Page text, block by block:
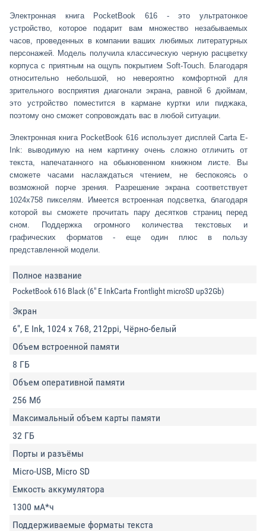
Электронная книга PocketBook 616 - это ультратонкое
устройство, которое подарит вам множество незабываемых
часов, проведенных в компании ваших любимых литературных
персонажей. Модель получила классическую черную расцветку
корпуса с приятным на ощупь покрытием Soft-Touch. Благодаря
относительно небольшой, но невероятно комфортной для
зрительного восприятия диагонали экрана, равной 6 дюймам,
это устройство поместится в кармане куртки или пиджака,
поэтому оно сможет сопровождать вас в любой ситуации.
Электронная книга PocketBook 616 использует дисплей Carta E-
Ink: выводимую на нем картинку очень сложно отличить от
текста, напечатанного на обыкновенном книжном листе. Вы
сможете часами наслаждаться чтением, не беспокоясь о
возможной порче зрения. Разрешение экрана соответствует
1024x758 пикселям. Имеется встроенная подсветка, благодаря
которой вы сможете прочитать пару десятков страниц перед
сном. Поддержка огромного количества текстовых и
графических форматов - еще один плюс в пользу
представленной модели.
Полное название
PocketBook 616 Black (6" E InkCarta Frontlight microSD up32Gb)
Экран
6", E Ink, 1024 x 768, 212ppi, Чёрно-белый
Объем встроенной памяти
8 ГБ
Объем оперативной памяти
256 Мб
Максимальный объем карты памяти
32 ГБ
Порты и разъёмы
Micro-USB, Micro SD
Емкость аккумулятора
1300 мА*ч
Поддерживаемые форматы текста